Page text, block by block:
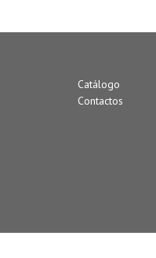
Catálogo
Contactos